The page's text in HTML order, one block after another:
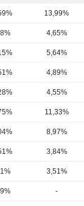
13,99%
4,65%
5,64%
4,89%
4,55%
11,33%
8,97%
3,84%
3,51%
-